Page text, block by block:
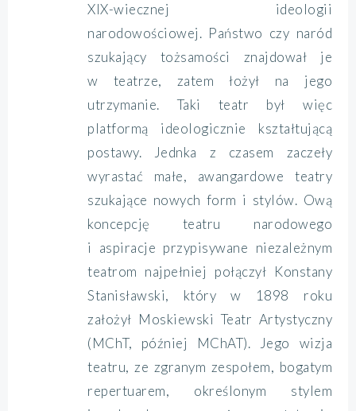
XIX-wiecznej ideologii
narodowościowej. Państwo czy naród
szukający tożsamości znajdował je
w teatrze, zatem łożył na jego
utrzymanie. Taki teatr był więc
platformą ideologicznie kształtującą
postawy. Jednka z czasem zaczeły
wyrastać małe, awangardowe teatry
szukające nowych form i stylów. Ową
koncepcję teatru narodowego
i aspiracje przypisywane niezależnym
teatrom najpełniej połączył Konstany
Stanisławski, który w 1898 roku
założył Moskiewski Teatr Artystyczny
(MChT, później MChAT). Jego wizja
teatru, ze zgranym zespołem, bogatym
repertuarem, określonym stylem